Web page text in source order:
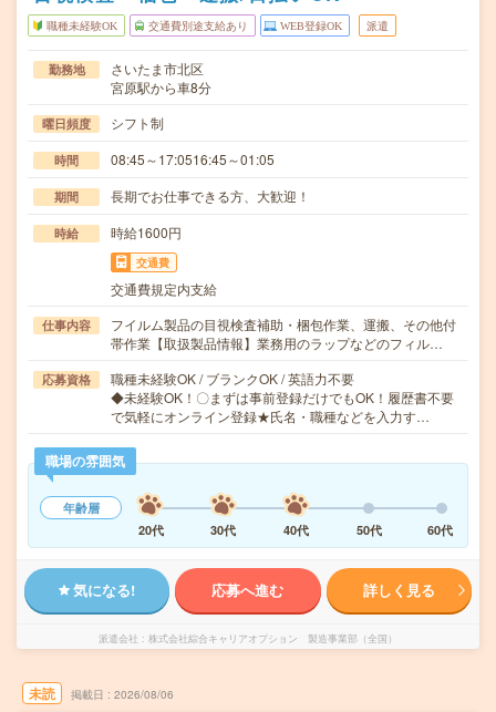
職種未経験OK 交通費別途支給あり WEB登録OK 派遣
勤務地
さいたま市北区
宮原駅から車8分
曜日頻度 シフト制
時間 08:45～17:0516:45～01:05
期間 長期でお仕事できる方、大歓迎！
時給 時給1600円
交通費
交通費規定内支給
仕事内容
フイルム製品の目視検査補助・梱包作業、運搬、その他付
帯作業【取扱製品情報】業務用のラップなどのフィル…
応募資格
職種未経験OK / ブランクOK / 英語力不要
◆未経験OK！〇まずは事前登録だけでもOK！履歴書不要
で気軽にオンライン登録★氏名・職種などを入力す…
職場の雰囲気
年齢層
20代
30代 40代 50代 60代
気になる! 応募へ進む 詳しく見る
派遣会社 株式会社綜合キャリアオプション 製造事業部（全国）
未読 掲載日 2026/08/06